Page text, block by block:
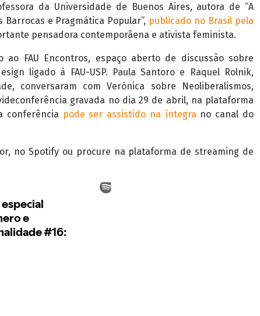
da Universidade de Buenos Aires, autora de “A
Barrocas e Pragmática Popular”, publicado no Brasil pela
pensadora contemporâena e ativista feminista.
ao FAU Encontros, espaço aberto de discussão sobre
ligado à FAU-USP. Paula Santoro e Raquel Rolnik,
conversaram com Verónica sobre Neoliberalismos,
gravada no dia 29 de abril, na plataforma
conferência pode ser assistído na íntegra no canal do
no Spotify ou procure na plataforma de streaming de